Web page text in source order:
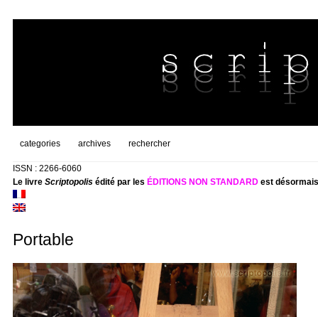
categories archives rechercher
ISSN : 2266-6060
Le livre Scriptopolisédité par les ÉDITIONS NON STANDARDest
Portable